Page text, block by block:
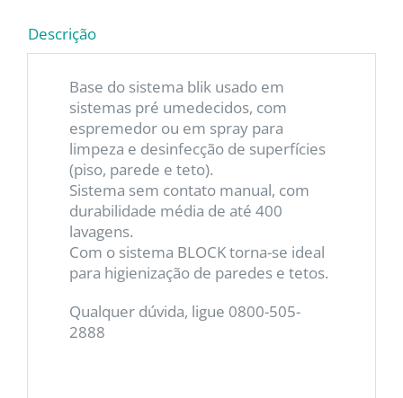
Descrição
Base do sistema blik usado em
sistemas pré umedecidos, com
espremedor ou em spray para
limpeza e desinfecção de superfícies
(piso, parede e teto).
Sistema sem contato manual, com
durabilidade média de até 400
lavagens.
Com o sistema BLOCK torna-se ideal
para higienização de paredes e tetos.
Qualquer dúvida, ligue 0800-505-
2888